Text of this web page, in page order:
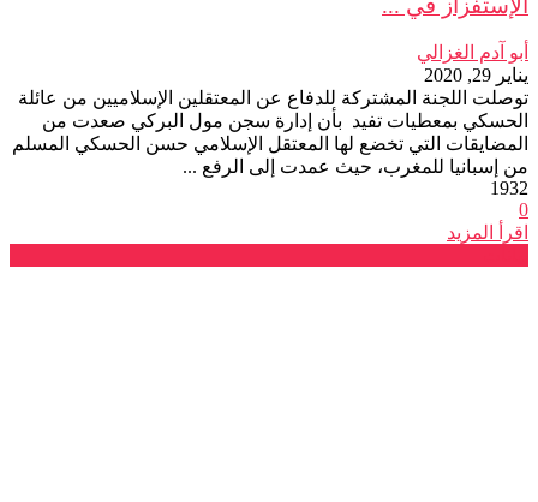
الإستفزاز في ...
أبو آدم الغزالي
يناير 29, 2020
توصلت اللجنة المشتركة للدفاع عن المعتقلين الإسلاميين من عائلة
الحسكي بمعطيات تفيد بأن إدارة سجن مول البركي صعدت من
المضايقات التي تخضع لها المعتقل الإسلامي حسن الحسكي المسلم
من إسبانيا للمغرب، حيث عمدت إلى الرفع ...
1932
0
اقرأ المزيد